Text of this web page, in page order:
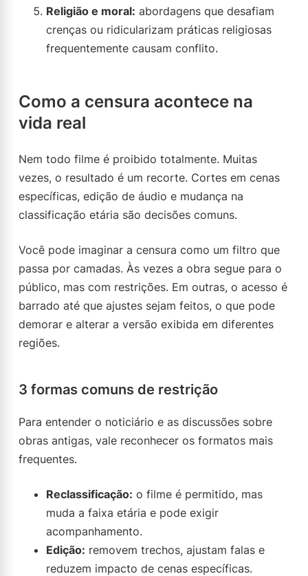
Religião e moral: abordagens que desafiam
crenças ou ridicularizam práticas religiosas
frequentemente causam conflito.
Como a censura acontece na
vida real
Nem todo filme é proibido totalmente. Muitas
vezes, o resultado é um recorte. Cortes em cenas
específicas, edição de áudio e mudança na
classificação etária são decisões comuns.
Você pode imaginar a censura como um filtro que
passa por camadas. Às vezes a obra segue para o
público, mas com restrições. Em outras, o acesso é
barrado até que ajustes sejam feitos, o que pode
demorar e alterar a versão exibida em diferentes
regiões.
3 formas comuns de restrição
Para entender o noticiário e as discussões sobre
obras antigas, vale reconhecer os formatos mais
frequentes.
Reclassificação: o filme é permitido, mas
muda a faixa etária e pode exigir
acompanhamento.
Edição: removem trechos, ajustam falas e
reduzem impacto de cenas específicas.